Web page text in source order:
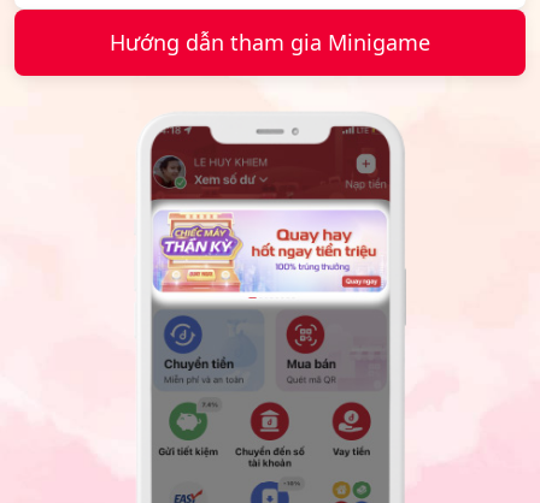
Hướng dẫn tham gia Minigame